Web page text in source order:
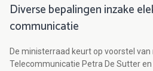
Diverse bepalingen inzake
communicatie
De ministerraad keurt op voorstel
Telecommunicatie Petra De Sutter